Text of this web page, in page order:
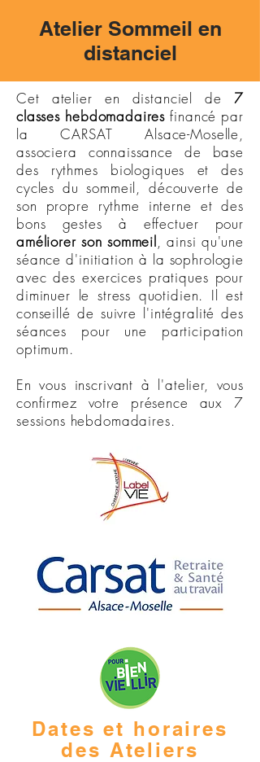
Atelier Sommeil en
distanciel
Cet atelier en distanciel de7
classes hebdomadaires financé par
la CARSAT Alsace-Moselle,
associera connaissance de base
des rythmes biologiques et des
cycles du sommeil, découverte de
son propre rythme interne et des
bons gestes à effectuer pour
améliorer son sommeil, ainsi qu'une
séance d'initiation à la sophrologie
avec des exercices pratiques pour
diminuer le stress quotidien. Il est
conseillé de suivre l'intégralité des
séances pour une participation
optimum.
En vous inscrivant à l'atelier, vous
confirmez votre présence aux 7
sessions hebdomadaires.
Dates et horaires
des Ateliers